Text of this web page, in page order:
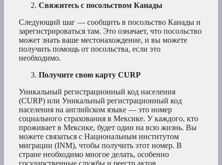
Свяжитесь с посольством Канады
Следующий шаг — сообщить в посольство Канады и
зарегистрироваться там. Это означает, что посольство
может знать ваше местонахождение, и вы можете
получить помощь от посольства, если это
необходимо.
Получите свою карту CURP
Уникальный регистрационный код населения
(CURP) или Уникальный регистрационный код
населения на английском языке — это номер
социального страхования в Мексике. У каждого, кто
проживает в Мексике, будет один на всю жизнь. Вы
можете связаться с Национальным институтом
миграции (INM), чтобы получить этот номер. В
стране необходимо многое делать, особенно
государственные службы и реестр актов